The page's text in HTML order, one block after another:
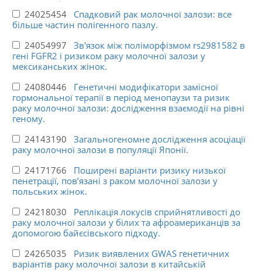
24025454 Спадковий рак молочної залози: все
більше частин полігенного пазлу.
24054997 Зв'язок між поліморфізмом rs2981582 в
гені FGFR2 і ризиком раку молочної залози у
мексиканських жінок.
24080446 Генетичні модифікатори замісної
гормональної терапії в період менопаузи та ризик
раку молочної залози: дослідження взаємодії на рівні
геному.
24143190 Загальногеномне дослідження асоціації
раку молочної залози в популяції Японії.
24171766 Поширені варіанти ризику низької
пенетрації, пов’язані з раком молочної залози у
польських жінок.
24218030 Реплікація локусів сприйнятливості до
раку молочної залози у білих та афроамериканців за
допомогою байєсівського підходу.
24265035 Ризик виявлених GWAS генетичних
варіантів раку молочної залози в китайській